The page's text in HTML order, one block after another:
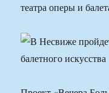
театра оперы и